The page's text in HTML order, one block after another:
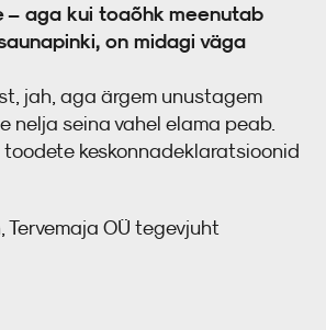
– aga kui toaõhk meenutab
on midagi väga
jah, aga ärgem unustagem
nelja seina vahel elama peab.
toodete keskonnadeklaratsioonid
Tervemaja OÜ tegevjuht